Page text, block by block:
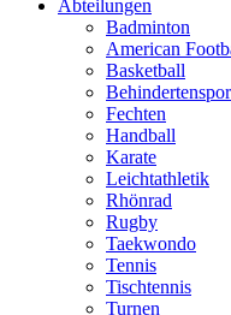
Abteilungen
Badminton
American
Basketball
Fechten
Handball
Karate
Leichtathletik
Rhönrad
Rugby
Taekwondo
Tennis
Tischtennis
Turnen